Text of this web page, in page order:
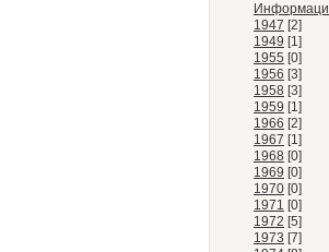
1947 [2]
1949 [1]
1955 [0]
1956 [3]
1958 [3]
1959 [1]
1966 [2]
1967 [1]
1968 [0]
1969 [0]
1970 [0]
1971 [0]
1972 [5]
1973 [7]